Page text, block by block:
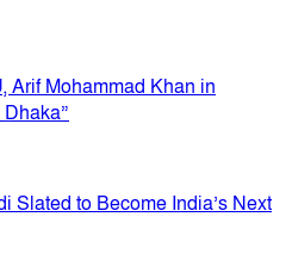
Arif Mohammad Khan in
Slated to Become India’s Next